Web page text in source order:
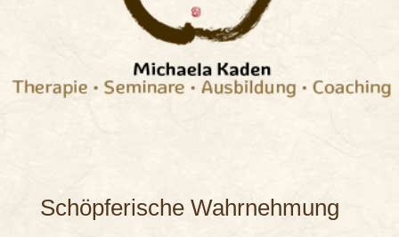
Schöpferische Wahrnehmung